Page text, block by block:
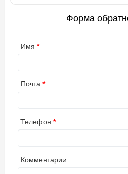
Форма
Имя
Почта
Телефон
Комментарии